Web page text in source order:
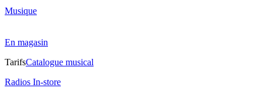
Musique
En magasin
TarifsCatalogue musical
Radios In-store